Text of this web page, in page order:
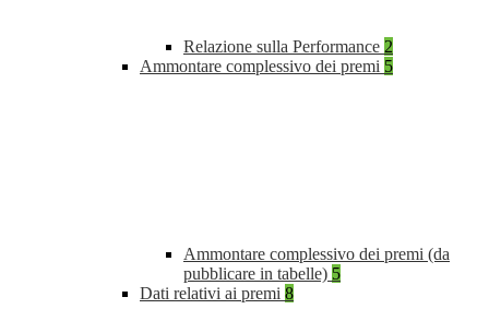
Relazione sulla Performance 2
Ammontare complessivo dei premi 5
Ammontare complessivo dei premi (da
pubblicare in tabelle) 5
Dati relativi ai premi 8